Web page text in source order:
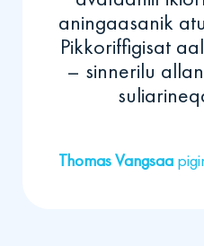
aningaasanik
Pikkoriffigisat
– sinnerilu
Thomas Vangsaa